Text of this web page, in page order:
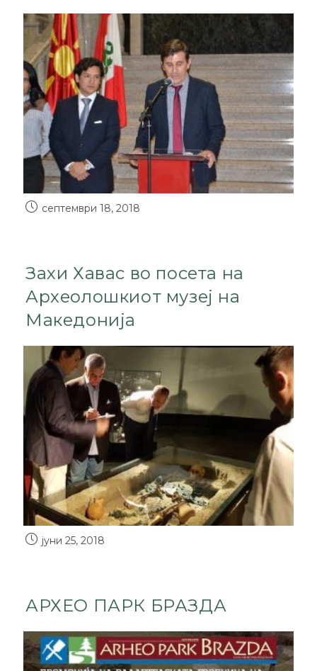
септември 18, 2018
Захи Хавас во посета на
Археолошкиот музеј на
Македонија
јуни 25, 2018
АРХЕО ПАРК БРАЗДА